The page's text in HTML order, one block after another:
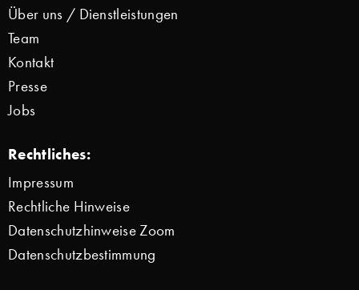
Über uns / Dienstleistungen
Team
Kontakt
Presse
Jobs
Rechtliches:
Impressum
Rechtliche Hinweise
Datenschutzhinweise Zoom
Datenschutzbestimmung